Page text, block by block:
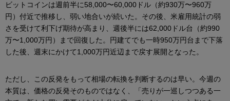
ビットコインは週前半に58,000〜60,000ドル（約930万〜960万
円）付近で推移し、弱い地合いが続いた。その後、米雇用統計の弱
さを受けて利下げ期待が高まり、週後半には62,000ドル台（約990
万〜1,000万円）まで回復した。円建てでも一時950万円台まで下落
した後、週末にかけて1,000万円近辺まで戻す展開となった。
ただし、この反発をもって相場の転換を判断するのは早い。今週の
本質は、価格の反発そのものではなく、「売りが一巡しつつある一